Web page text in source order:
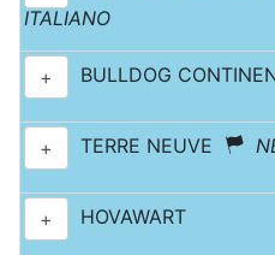
ITALIANO
+ BULLDOG
+ TERRE NEUVE
+ HOVAWART